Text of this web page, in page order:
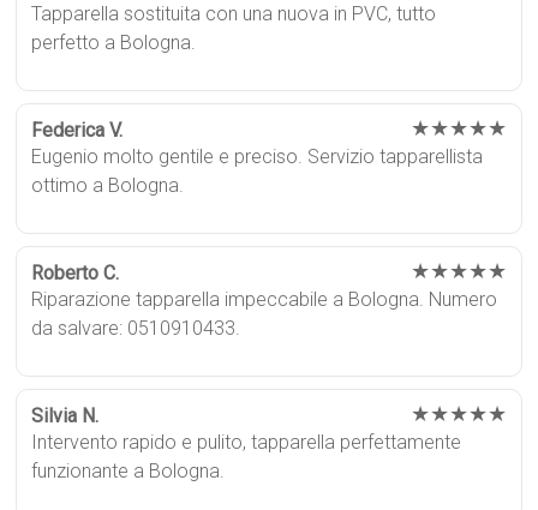
Tapparella sostituita con una nuova in PVC, tutto
perfetto a Bologna.
Federica V. ★★★★★
Eugenio molto gentile e preciso. Servizio tapparellista
ottimo a Bologna.
Roberto C. ★★★★★
Riparazione tapparella impeccabile a Bologna. Numero
da salvare: 0510910433.
Silvia N. ★★★★★
Intervento rapido e pulito, tapparella perfettamente
funzionante a Bologna.